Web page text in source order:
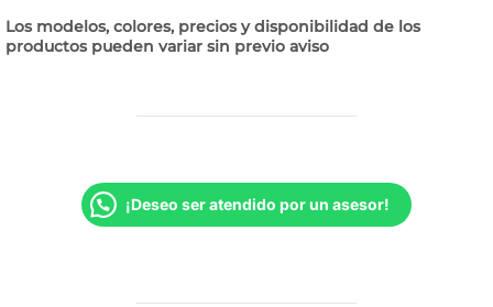
Los modelos, colores, precios y disponibilidad de los
productos pueden variar sin previo aviso
¡Deseo ser atendido por un asesor!